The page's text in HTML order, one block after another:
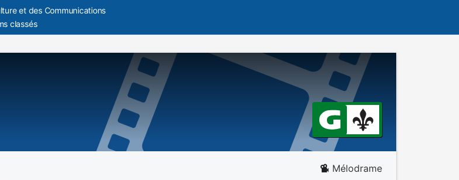
et des Communications
classés
Mélodrame